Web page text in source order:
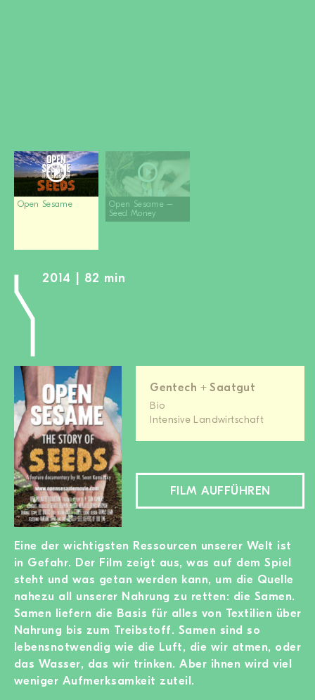
Open Sesame
Open Sesame –
Seed Money
2014 | 82 min
Gentech + Saatgut
Bio
Intensive Landwirtschaft
FILM AUFFÜHREN
Eine der wichtigsten Ressourcen unserer Welt ist
in Gefahr. Der Film zeigt aus, was auf dem Spiel
steht und was getan werden kann, um die Quelle
nahezu all unserer Nahrung zu retten: die Samen.
Samen liefern die Basis für alles von Textilien über
Nahrung bis zum Treibstoff. Samen sind so
lebensnotwendig wie die Luft, die wir atmen, oder
das Wasser, das wir trinken. Aber ihnen wird viel
weniger Aufmerksamkeit zuteil.
Medien
Film-Kits
Login